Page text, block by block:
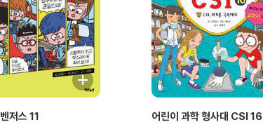
저스 11 어린이 과학 형사대 CSI 16